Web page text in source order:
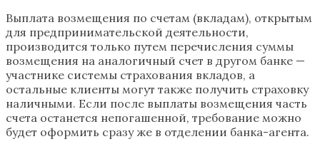
Выплата возмещения по счетам (вкладам), открытым
для предпринимательской деятельности,
производится только путем перечисления суммы
возмещения на аналогичный счет в другом банке —
участнике системы страхования вкладов, а
остальные клиенты могут также получить страховку
наличными. Если после выплаты возмещения часть
счета останется непогашенной, требование можно
будет оформить сразу же в отделении банка-агента.